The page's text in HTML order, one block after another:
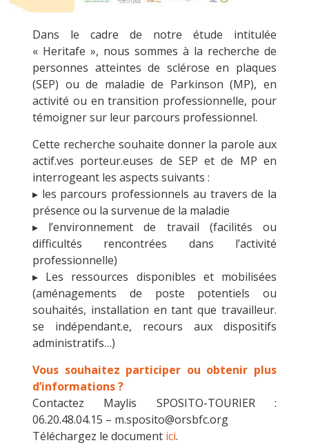
Dans le cadre de notre étude intitulée
« Heritafe », nous sommes à la recherche de
personnes atteintes de sclérose en plaques
(SEP) ou de maladie de Parkinson (MP), en
activité ou en transition professionnelle, pour
témoigner sur leur parcours professionnel.
Cette recherche souhaite donner la parole aux
actif.ves porteur.euses de SEP et de MP en
interrogeant les aspects suivants :
▸ les parcours professionnels au travers de la
présence ou la survenue de la maladie
▸ l’environnement de travail (facilités ou
difficultés rencontrées dans l’activité
professionnelle)
▸ Les ressources disponibles et mobilisées
(aménagements de poste potentiels ou
souhaités, installation en tant que travailleur.
se indépendant.e, recours aux dispositifs
administratifs…)
Vous souhaitez participer ou obtenir plus
d’informations ?
Contactez Maylis SPOSITO-TOURIER :
06.20.48.04.15 – m.sposito@orsbfc.org
Téléchargez le document ici.